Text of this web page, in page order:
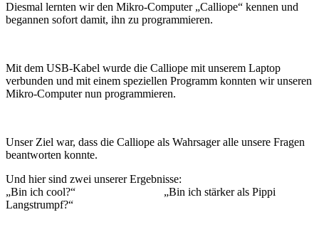
Diesmal lernten wir den Mikro-Computer „Calliope“ kennen und
begannen sofort damit, ihn zu programmieren.
Mit dem USB-Kabel wurde die Calliope mit unserem Laptop
verbunden und mit einem speziellen Programm konnten wir unseren
Mikro-Computer nun programmieren.
Unser Ziel war, dass die Calliope als Wahrsager alle unsere Fragen
beantworten konnte.
Und hier sind zwei unserer Ergebnisse:
„Bin ich cool?“ „Bin ich stärker als Pippi
Langstrumpf?“